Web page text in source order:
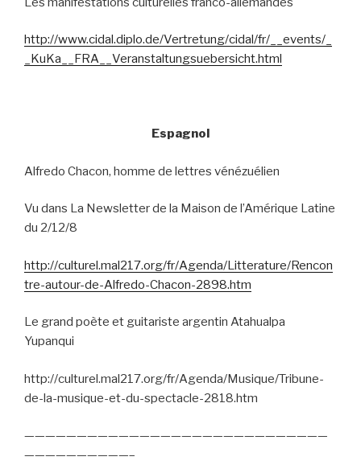
http://www.cidal.diplo.de/Vertretung/cidal/fr/__events/_
_KuKa__FRA__Veranstaltungsuebersicht.html
Espagnol
Alfredo Chacon, homme de lettres vénézuélien
Vu dans La Newsletter de la Maison de l’Amérique Latine
du 2/12/8
http://culturel.mal217.org/fr/Agenda/Litterature/Rencon
tre-autour-de-Alfredo-Chacon-2898.htm
Le grand poète et guitariste argentin Atahualpa
Yupanqui
http://culturel.mal217.org/fr/Agenda/Musique/Tribune-
de-la-musique-et-du-spectacle-2818.htm
—————————————————————————————
——————————–